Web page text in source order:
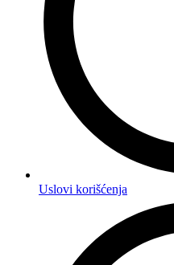
Uslovi korišćenja